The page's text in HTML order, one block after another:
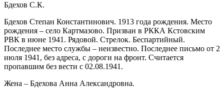
Бдехов С.К.
Бдехов Степан Константинович. 1913 года рождения. Место
рождения – село Картмазово. Призван в РККА Кстовским
РВК в июне 1941. Рядовой. Стрелок. Беспартийный.
Последнее место службы – неизвестно. Последнее письмо от 2
июля 1941, без адреса, с дороги на фронт. Считается
пропавшим без вести с 02.08.1941.
Жена – Бдехова Анна Александровна.